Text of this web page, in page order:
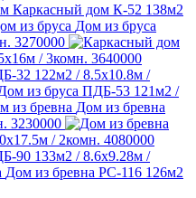
Каркасный дом К-52 138м2
Дом из бруса
3270000
/ 3комн. 3640000
32 122м2 / 8.5х10.8м /
из бруса ПДБ-53 121м2 /
Дом из бревна
3230000
/ 2комн. 4080000
90 133м2 / 8.6х9.28м /
Дом из бревна РС-116 126м2